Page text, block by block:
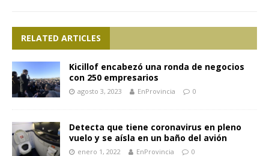
RELATED ARTICLES
Kicillof encabezó una ronda de negocios
con 250 empresarios
agosto 3, 2023 EnProvincia 0
Detecta que tiene coronavirus en pleno
vuelo y se aísla en un baño del avión
enero 1, 2022 EnProvincia 0